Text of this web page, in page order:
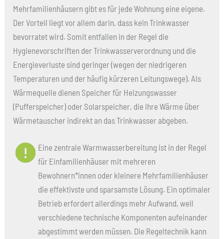
Mehrfamilienhäusern gibt es für jede Wohnung eine eigene.
Der Vorteil liegt vor allem darin, dass kein Trinkwasser
bevorratet wird. Somit entfallen in der Regel die
Hygienevorschriften der Trinkwasserverordnung und die
Energieverluste sind geringer (wegen der niedrigeren
Temperaturen und der häufig kürzeren Leitungswege). Als
Wärmequelle dienen Speicher für Heizungswasser
(Pufferspeicher) oder Solarspeicher, die ihre Wärme über
Wärmetauscher indirekt an das Trinkwasser abgeben.
Eine zentrale Warmwasserbereitung ist in der Regel
für Einfamilienhäuser mit mehreren
Bewohnern*innen oder kleinere Mehrfamilienhäuser
die effektivste und sparsamste Lösung. Ein optimaler
Betrieb erfordert allerdings mehr Aufwand, weil
verschiedene technische Komponenten aufeinander
abgestimmt werden müssen. Die Regeltechnik kann